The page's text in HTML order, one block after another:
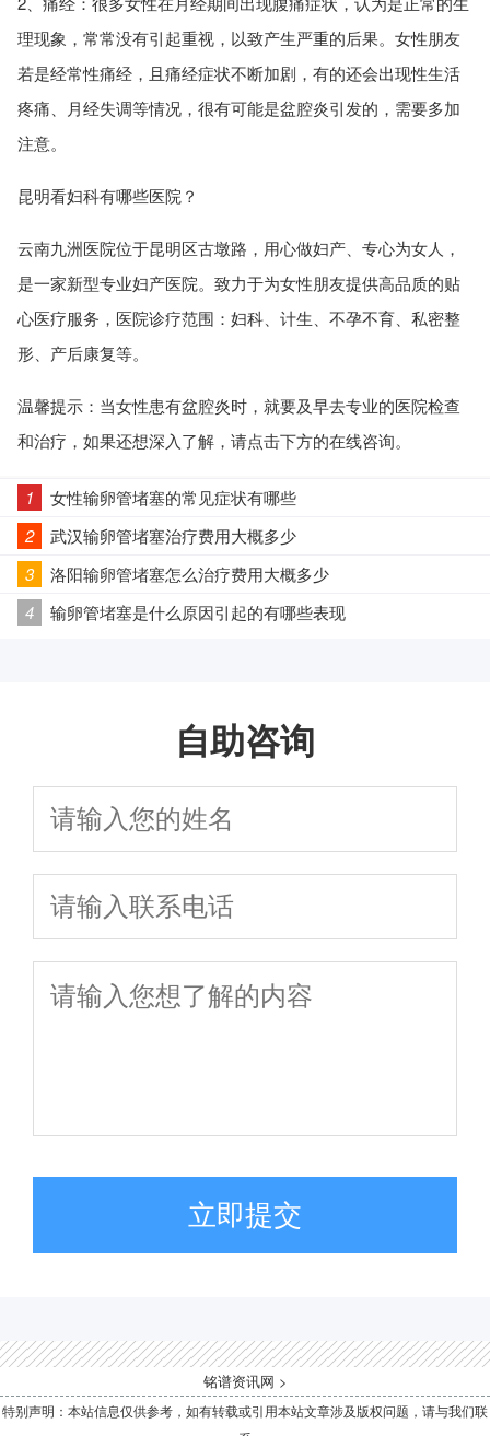
理现象，常常没有引起重视，以致产生严重的后果。女性朋友
若是经常性痛经，且痛经症状不断加剧，有的还会出现性生活
疼痛、月经失调等情况，很有可能是盆腔炎引发的，需要多加
注意。
昆明看妇科有哪些医院？
云南九洲医院位于昆明区古墩路，用心做妇产、专心为女人，
是一家新型专业妇产医院。致力于为女性朋友提供高品质的贴
心医疗服务，医院诊疗范围：妇科、计生、不孕不育、私密整
形、产后康复等。
温馨提示：当女性患有盆腔炎时，就要及早去专业的医院检查
和治疗，如果还想深入了解，请点击下方的在线咨询。
1
女性输卵管堵塞的常见症状有哪些
2
武汉输卵管堵塞治疗费用大概多少
3
洛阳输卵管堵塞怎么治疗费用大概多少
4
输卵管堵塞是什么原因引起的有哪些表现
自助咨询
立即提交
铭谱资讯网 >
特别声明：本站信息仅供参考，如有转载或引用本站文章涉及版权问题，请与我们联